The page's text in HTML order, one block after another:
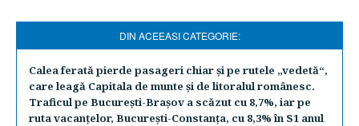
DIN ACEEASI CATEGORIE:
Calea ferată pierde pasageri chiar şi pe rutele „vedetă“,
care leagă Capitala de munte şi de litoralul românesc.
Traficul pe Bucureşti-Braşov a scăzut cu 8,7%, iar pe
ruta vacanţelor, Bucureşti-Constanţa, cu 8,3% în S1 anul